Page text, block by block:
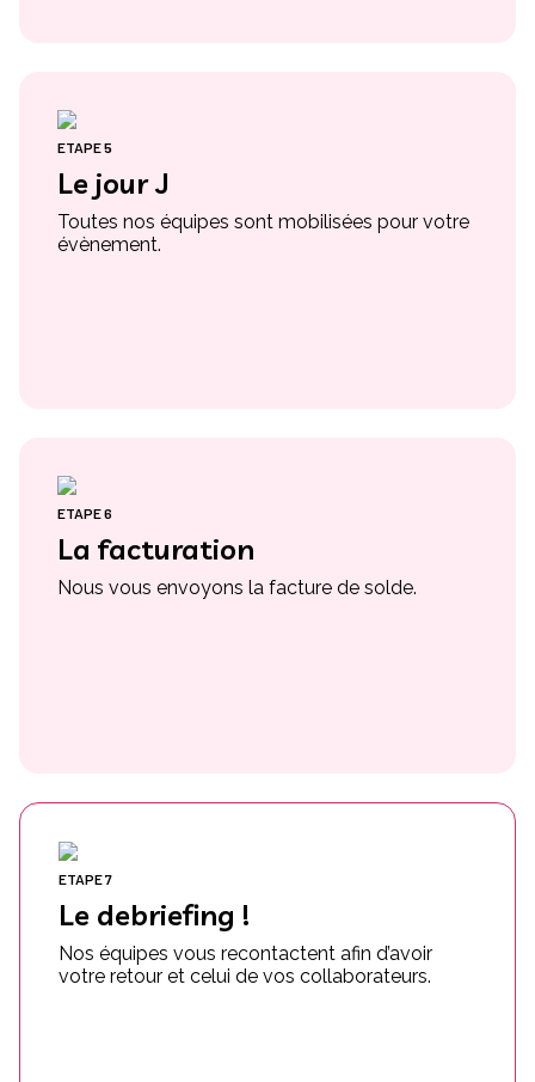
ETAPE 5
Le jour J
Toutes nos équipes sont mobilisées pour votre
évènement.
ETAPE 6
La facturation
Nous vous envoyons la facture de solde.
ETAPE 7
Le debriefing !
Nos équipes vous recontactent afin d’avoir
votre retour et celui de vos collaborateurs.